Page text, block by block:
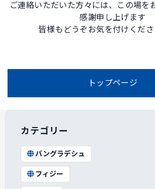
ご連絡いただいた方々には、この場を
感謝申し上げます
皆様もどうぞお気を付けくださ
トップページ
カテゴリー
バングラデシュ
フィジー